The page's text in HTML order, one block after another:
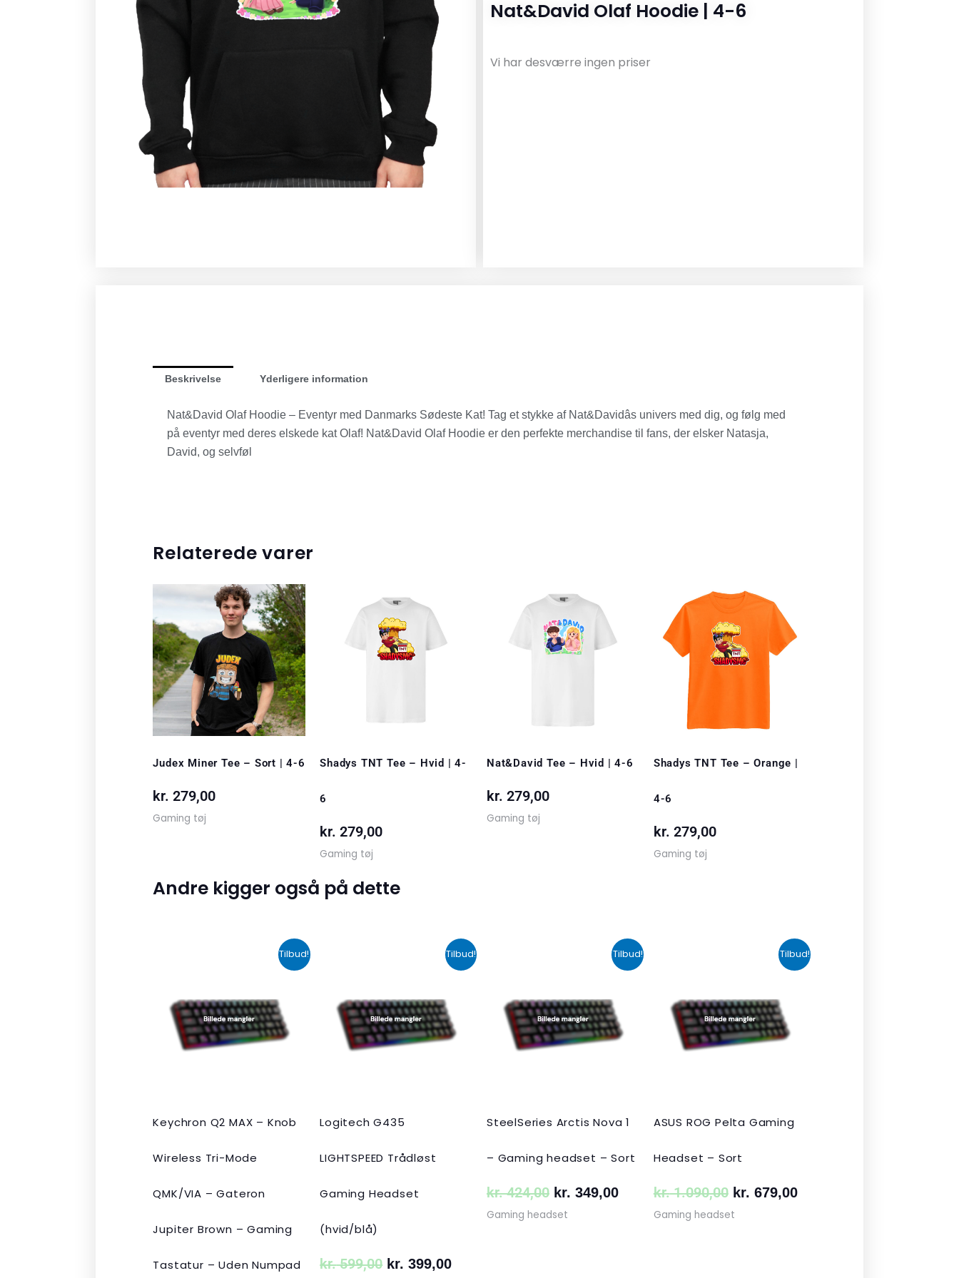
Nat&David Olaf Hoodie | 4-6
Vi har desværre ingen priser
Beskrivelse Yderligere information
Nat&David Olaf Hoodie – Eventyr med Danmarks Sødeste Kat! Tag et stykke af Nat&Davidâs univers med dig, og følg med
på eventyr med deres elskede kat Olaf! Nat&David Olaf Hoodie er den perfekte merchandise til fans, der elsker Natasja,
David, og selvføl
Relaterede varer
Judex Miner Tee – Sort | 4-6
kr. 279,00
Gaming tøj
Shadys TNT Tee – Hvid | 4-
6
kr. 279,00
Gaming tøj
Nat&David Tee – Hvid | 4-6
kr. 279,00
Gaming tøj
Shadys TNT Tee – Orange |
4-6
kr. 279,00
Gaming tøj
Andre kigger også på dette
Tilbud!
Keychron Q2 MAX – Knob
Wireless Tri-Mode
QMK/VIA – Gateron
Jupiter Brown – Gaming
Tastatur – Uden Numpad
oprindelige
var:
kr. 2.190,00.
aktuelle
er:
kr. 1.465,00.
Tilbud!
Logitech G435
LIGHTSPEED Trådløst
Gaming Headset
(hvid/blå)
kr.599,00
oprindelige
var:
kr. 599,00.
kr. 399,00
Den
aktuelle
kr. 399,00.
Tilbud!
SteelSeries Arctis Nova 1
– Gaming headset – Sort
kr.424,00
oprindelige
var:
kr. 424,00.
kr. 349,00
Den
aktuelle
kr. 349,00.
Gaming headset
Tilbud!
ASUS ROG Pelta Gaming
Headset – Sort
kr.1.090,00
oprindelige
var:
kr. 1.090,00.
kr. 679,00
Den
aktuelle
Gaming headset